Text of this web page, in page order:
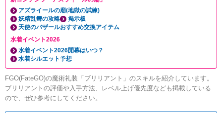
アズライールの廟(地獄の試練)
妖精乱舞の攻略
掲示板
天使のバザールおすすめ交換アイテム
水着イベント2026
水着イベント2026開幕はいつ？
水着シルエット予想
FGO(FateGO)の魔術礼装「ブリリアント」のスキルを紹介しています。
ブリリアントの評価や入手方法、レベル上げ優先度なども掲載している
ので、ぜひ参考にしてください。